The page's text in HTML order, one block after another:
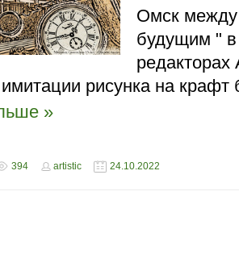
Омск
будущим "
редакторах
рисунка на крафт
»
394 artistic 24.10.2022